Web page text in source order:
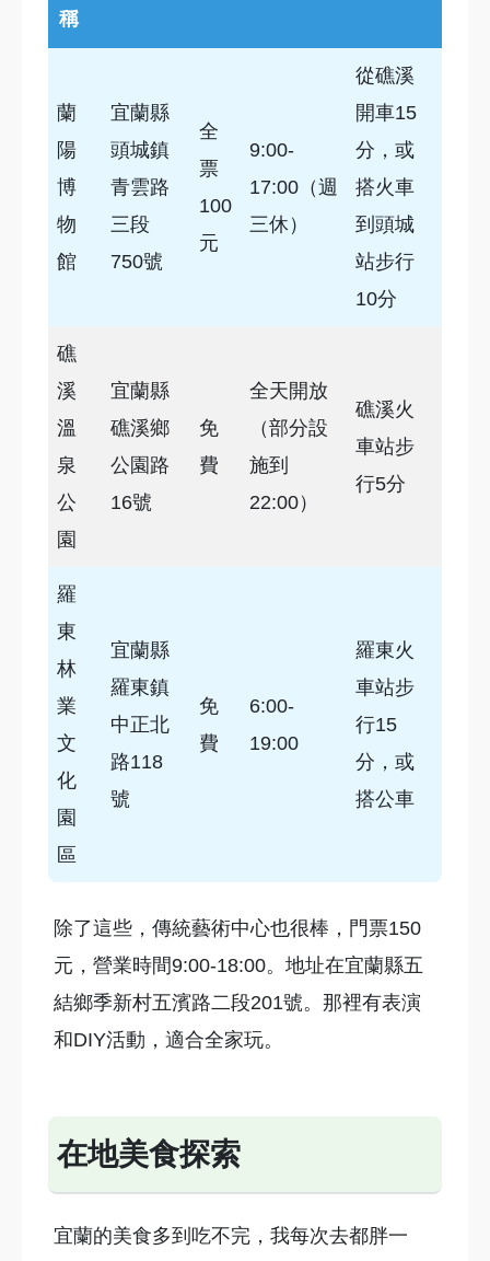
稱
蘭
陽
博
物
館
宜蘭縣
頭城鎮
青雲路
三段
750號
全
票
100
元
9:00-
17:00（週
三休）
從礁溪
開車15
分，或
搭火車
到頭城
站步行
10分
礁
溪
溫
泉
公
園
宜蘭縣
礁溪鄉
公園路
16號
免
費
全天開放
（部分設
施到
22:00）
礁溪火
車站步
行5分
羅
東
林
業
文
化
園
區
宜蘭縣
羅東鎮
中正北
路118
號
免
費
6:00-
19:00
羅東火
車站步
行15
分，或
搭公車
除了這些，傳統藝術中心也很棒，門票150
元，營業時間9:00-18:00。地址在宜蘭縣五
結鄉季新村五濱路二段201號。那裡有表演
和DIY活動，適合全家玩。
在地美食探索
宜蘭的美食多到吃不完，我每次去都胖一